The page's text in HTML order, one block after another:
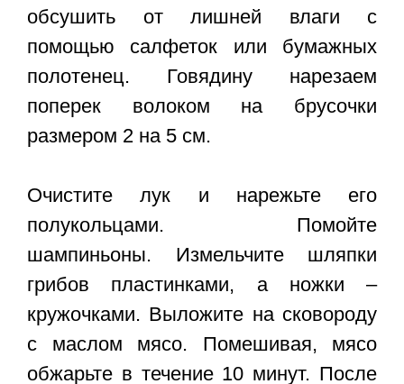
обсушить от лишней влаги с
помощью салфеток или бумажных
полотенец. Говядину нарезаем
поперек волоком на брусочки
размером 2 на 5 см.
Очистите лук и нарежьте его
полукольцами. Помойте
шампиньоны. Измельчите шляпки
грибов пластинками, а ножки –
кружочками. Выложите на сковороду
с маслом мясо. Помешивая, мясо
обжарьте в течение 10 минут. После